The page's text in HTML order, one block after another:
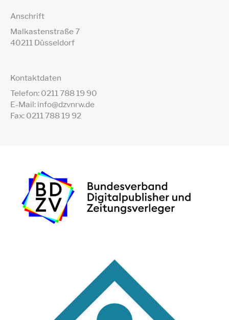
Anschrift
Malkastenstraße 7
40211 Düsseldorf
Kontaktdaten
Telefon: 0211 788 19 90
E-Mail: info@dzvnrw.de
Fax: 0211 788 19 92